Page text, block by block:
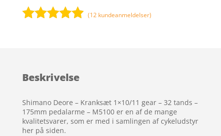
kundebedø
(12 kundeanmeldelser)
Beskrivelse
Shimano Deore – Kranksæt 1×10/11 gear – 32 tands –
175mm pedalarme – M5100 er en af de mange
kvalitetsvarer, som er med i samlingen af cykeludstyr
her på siden.